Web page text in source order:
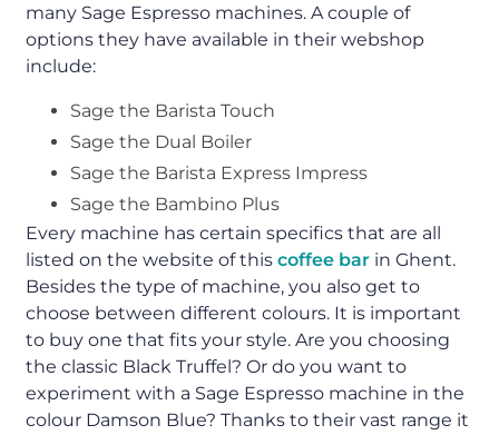
many Sage Espresso machines. A couple of
options they have available in their webshop
include:
Sage the Barista Touch
Sage the Dual Boiler
Sage the Barista Express Impress
Sage the Bambino Plus
Every machine has certain specifics that are all
listed on the website of thiscoffee bar in Ghent.
Besides the type of machine, you also get to
choose between different colours. It is important
to buy one that fits your style. Are you choosing
the classic Black Truffel? Or do you want to
experiment with a Sage Espresso machine in the
colour Damson Blue? Thanks to their vast range it